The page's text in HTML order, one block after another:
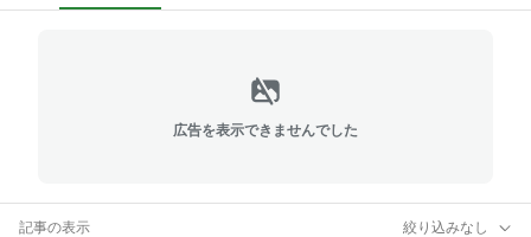
広告を表示できませんでした
記事の表示 絞り込みなし